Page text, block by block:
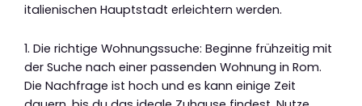
italienischen Hauptstadt erleichtern werden.
1. Die richtige Wohnungssuche: Beginne frühzeitig mit
der Suche nach einer passenden Wohnung in Rom.
Die Nachfrage ist hoch und es kann einige Zeit